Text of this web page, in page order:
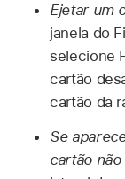
Ejetar um
janela do
selecione
cartão
cartão da
Se
cartão